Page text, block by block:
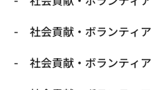
社会貢献・ボランティア
社会貢献・ボランティア